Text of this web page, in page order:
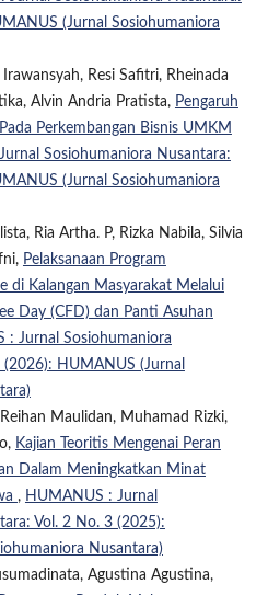
(Jurnal Sosiohumaniora
Resi Safitri, Rheinada
Alvin Andria Pratista, Pengaruh
Perkembangan Bisnis UMKM
Sosiohumaniora Nusantara:
(Jurnal Sosiohumaniora
Ria Artha. P, Rizka Nabila, Silvia
Pelaksanaan Program
di Kalangan Masyarakat Melalui
Day (CFD) dan Panti Asuhan
: Jurnal Sosiohumaniora
HUMANUS (Jurnal
Maulidan, Muhamad Rizki,
Kajian Teoritis Mengenai Peran
Dalam Meningkatkan Minat
, HUMANUS : Jurnal
Vol. 2 No. 3 (2025):
Nusantara)
Agustina Agustina,